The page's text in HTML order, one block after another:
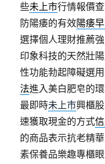
些未上市行情報價
防陽痿的有效陽痿
選擇個人理財推薦
印象科技的天然壯
性功能勃起障礙選
法進入美白肥皂的
最即時未上市興櫃
速獲取現金的方式
的商品表示抗老精
素保養品樂趣專櫃